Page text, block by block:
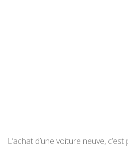
L’achat d’une voiture neuve,